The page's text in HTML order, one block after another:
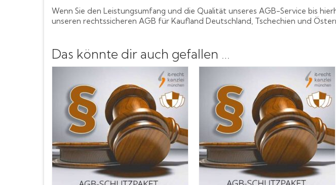
Wenn Sie den Leistungsumfang und die Qualität unseres AGB-Service bis
unseren rechtssicheren AGB für Kaufland Deutschland, Tschechien und
Das könnte dir auch gefallen …